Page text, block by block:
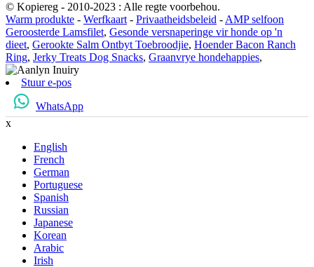
© Kopiereg - 2010-2023 : Alle regte voorbehou.
Warm produkte - Werfkaart - Privaatheidsbeleid - AMP selfoon
Geroosterde Lamsfilet, Gesonde versnaperinge vir honde op 'n
dieet, Gerookte Salm Ontbyt Toebroodjie, Hoender Bacon Ranch
Ring, Jerky Treats Dog Snacks, Graanvrye hondehappies,
Stuur e-pos
WhatsApp
x
English
French
German
Portuguese
Spanish
Russian
Japanese
Korean
Arabic
Irish